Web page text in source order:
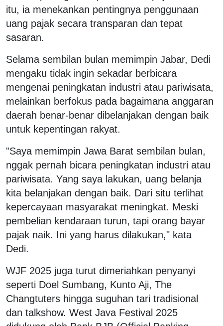
itu, ia menekankan pentingnya penggunaan
uang pajak secara transparan dan tepat
sasaran.
Selama sembilan bulan memimpin Jabar, Dedi
mengaku tidak ingin sekadar berbicara
mengenai peningkatan industri atau pariwisata,
melainkan berfokus pada bagaimana anggaran
daerah benar-benar dibelanjakan dengan baik
untuk kepentingan rakyat.
"Saya memimpin Jawa Barat sembilan bulan,
nggak pernah bicara peningkatan industri atau
pariwisata. Yang saya lakukan, uang belanja
kita belanjakan dengan baik. Dari situ terlihat
kepercayaan masyarakat meningkat. Meski
pembelian kendaraan turun, tapi orang bayar
pajak naik. Ini yang harus dilakukan," kata
Dedi.
WJF 2025 juga turut dimeriahkan penyanyi
seperti Doel Sumbang, Kunto Aji, The
Changtuters hingga suguhan tari tradisional
dan talkshow. West Java Festival 2025